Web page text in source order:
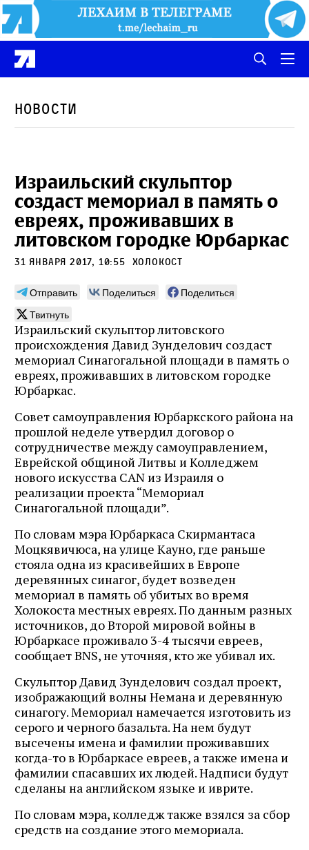
Новости
Израильский скульптор
создаст мемориал в память о
евреях, проживавших в
литовском городке Юрбаркас
31 января 2017, 10:55 Холокост
Отправить Поделиться
Поделиться
Твитнуть
Израильский скульптор литовского
происхождения Давид Зунделович создаст
мемориал Синагогальной площади в память о
евреях, проживавших в литовском городке
Юрбаркас.
Совет самоуправления Юрбаркского района на
прошлой неделе утвердил договор о
сотрудничестве между самоуправлением,
Еврейской общиной Литвы и Колледжем
нового искусства CAN из Израиля о
реализации проекта “Мемориал
Синагогальной площади”.
По словам мэра Юрбаркаса Скирмантаса
Моцкявичюса, на улице Кауно, где раньше
стояла одна из красивейших в Европе
деревянных синагог, будет возведен
мемориал в память об убитых во время
Холокоста местных евреях. По данным разных
источников, до Второй мировой войны в
Юрбаркасе проживало 3-4 тысячи евреев,
сообщает BNS, не уточняя, кто же убивал их.
Скульптор Давид Зунделович создал проект,
изображающий волны Немана и деревянную
синагогу. Мемориал намечается изготовить из
серого и черного базальта. На нем будут
высечены имена и фамилии проживавших
когда-то в Юрбаркасе евреев, а также имена и
фамилии спасавших их людей. Надписи будут
сделаны на английском языке и иврите.
По словам мэра, колледж также взялся за сбор
средств на создание этого мемориала.